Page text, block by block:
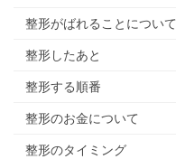
整形がばれることについて
整形したあと
整形する順番
整形のお金について
整形のタイミング